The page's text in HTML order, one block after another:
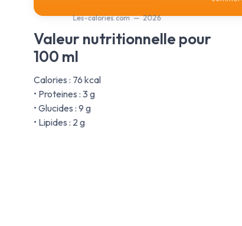
Les-calories.com — 2026
Valeur nutritionnelle pour
100 ml
Calories : 76 kcal
• Proteines : 3 g
• Glucides : 9 g
• Lipides : 2 g